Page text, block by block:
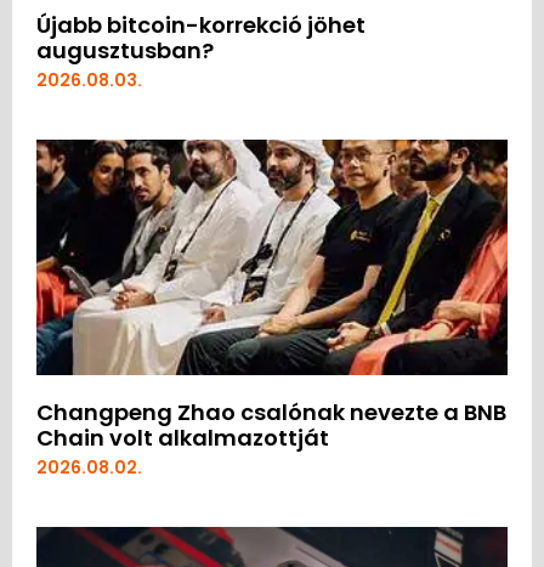
Újabb bitcoin-korrekció jöhet
augusztusban?
2026.08.03.
Changpeng Zhao csalónak nevezte a BNB
Chain volt alkalmazottját
2026.08.02.